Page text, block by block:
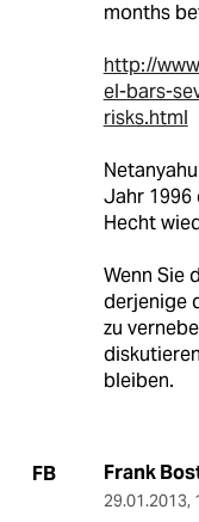
months
http://
el-bars-
risks.html
Jahr 1996
Hecht
Wenn Sie
derjenige
zu
bleiben.
FB Frank
29.01.2013,